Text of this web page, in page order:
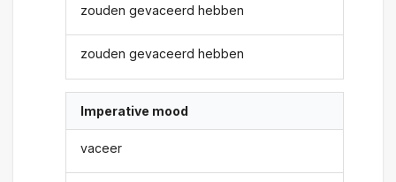
zouden gevaceerd hebben
zouden gevaceerd hebben
Imperative mood
vaceer